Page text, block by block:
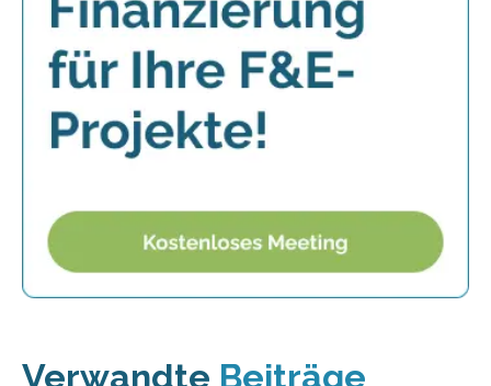
Verwandte Beiträge